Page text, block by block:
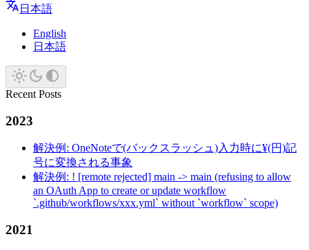
日本語
English
日本語
Recent Posts
2023
解決例: OneNoteで(バックスラッシュ)入力時に¥(円)記
号に変換される事象
解決例: ! [remote rejected] main -> main (refusing to allow
an OAuth App to create or update workflow
`.github/workflows/xxx.yml` without `workflow` scope)
2021